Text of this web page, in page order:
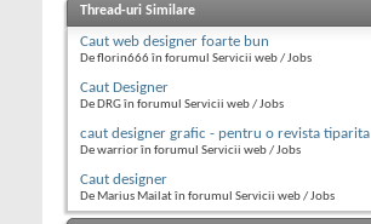
Thread-uri Similare
Caut web designer foarte bun
De florin666 în forumul Servicii web / Jobs
Caut Designer
De DRG în forumul Servicii web / Jobs
caut designer grafic - pentru o revista tiparita
De warrior în forumul Servicii web / Jobs
Caut designer
De Marius Mailat în forumul Servicii web / Jobs